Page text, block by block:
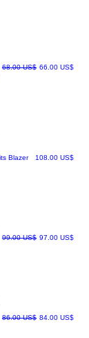
سعر عادي
‏68.00 US$ سعر البيع‏66.00 US$
Blazer
السعر ‏108.00 US$
سعر عادي
‏99.00 US$ سعر البيع‏97.00 US$
سعر عادي
‏86.00 US$ سعر البيع‏84.00 US$